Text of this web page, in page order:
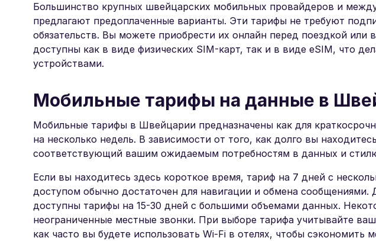
Большинство крупных швейцарских мобильных провайдеров и
предлагают предоплаченные варианты. Эти тарифы не требуют
обязательств. Вы можете приобрести их онлайн перед поездкой или
доступны как в виде физических SIM-карт, так и в виде eSIM, что
устройствами.
Мобильные тарифы на данные в
Мобильные тарифы в Швейцарии предназначены как для
на несколько недель. В зависимости от того, как долго вы
соответствующий вашим ожидаемым потребностям в данных и
Если вы находитесь здесь короткое время, тариф на 7 дней с
доступом обычно достаточен для навигации и обмена сообщениями.
доступны тарифы на 15-30 дней с большими объемами данных.
неограниченные местные звонки. При выборе тарифа учитывайте
как часто вы будете использовать Wi-Fi в отелях, чтобы сэкономить